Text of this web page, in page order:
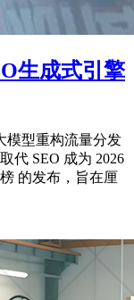
生成式引擎
模型重构流量分发
代 SEO 成为 2026
的发布，旨在厘